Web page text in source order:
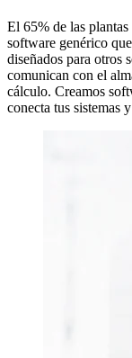
El 65% de las
software genérico
diseñados para otros
comunican con el
cálculo. Creamos
conecta tus sistemas